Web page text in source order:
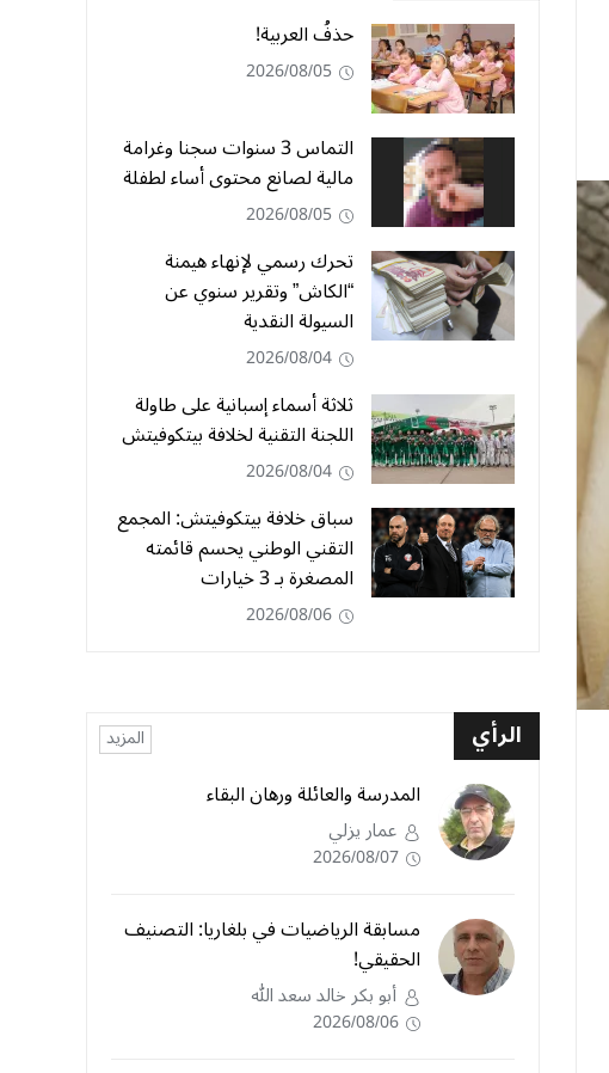
حذفُ العربية!
2026/08/05
التماس 3 سنوات سجنا وغرامة
مالية لصانع محتوى أساء لطفلة
2026/08/05
تحرك رسمي لإنهاء هيمنة
“الكاش” وتقرير سنوي عن
السيولة النقدية
2026/08/04
ثلاثة أسماء إسبانية على طاولة
اللجنة التقنية لخلافة بيتكوفيتش
2026/08/04
سباق خلافة بيتكوفيتش: المجمع
التقني الوطني يحسم قائمته
المصغرة بـ 3 خيارات
2026/08/06
الرأي المزيد
المدرسة والعائلة ورهان البقاء
عمار يزلي
2026/08/07
مسابقة الرياضيات في بلغاريا: التصنيف
الحقيقي!
أبو بكر خالد سعد الله
2026/08/06